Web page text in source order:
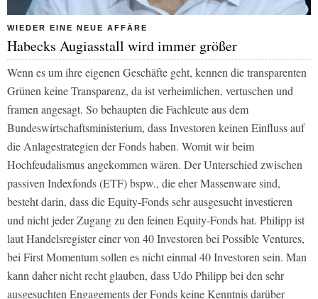
WIEDER EINE NEUE AFFÄRE
Habecks Augiasstall wird immer größer
Wenn es um ihre eigenen Geschäfte geht, kennen die transparenten
Grünen keine Transparenz, da ist verheimlichen, vertuschen und
framen angesagt. So behaupten die Fachleute aus dem
Bundeswirtschaftsministerium, dass Investoren keinen Einfluss auf
die Anlagestrategien der Fonds haben. Womit wir beim
Hochfeudalismus angekommen wären. Der Unterschied zwischen
passiven Indexfonds (ETF) bspw., die eher Massenware sind,
besteht darin, dass die Equity-Fonds sehr ausgesucht investieren
und nicht jeder Zugang zu den feinen Equity-Fonds hat. Philipp ist
laut Handelsregister einer von 40 Investoren bei Possible Ventures,
bei First Momentum sollen es nicht einmal 40 Investoren sein. Man
kann daher nicht recht glauben, dass Udo Philipp bei den sehr
ausgesuchten Engagements der Fonds keine Kenntnis darüber